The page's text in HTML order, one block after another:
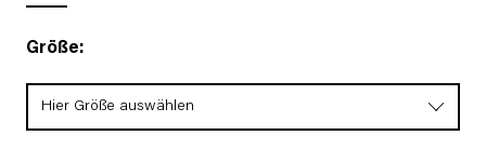
Größe:
Hier Größe auswählen